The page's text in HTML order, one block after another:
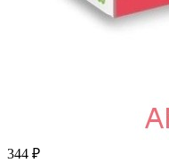
344 ₽